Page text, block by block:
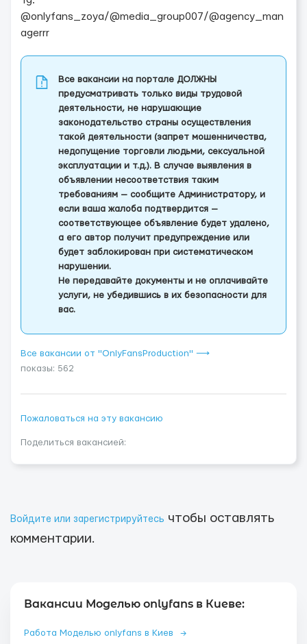
@onlyfans_zoya/@media_group007/@agency_man
agerrr
Все вакансии на портале ДОЛЖНЫ
предусматривать только виды трудовой
деятельности, не нарушающие
законодательство страны осуществления
такой деятельности (запрет мошенничества,
недопущение торговли людьми, сексуальной
эксплуатации и т.д.). В случае выявления в
объявлении несоответствия таким
требованиям — сообщите Администратору, и
если ваша жалоба подтвердится —
соответствующее объявление будет удалено,
а его автор получит предупреждение или
будет заблокирован при систематическом
нарушении.
Не передавайте документы и не оплачивайте
услуги, не убедившись в их безопасности для
вас.
Все вакансии от "OnlyFansProduction" ⟶
показы: 562
Пожаловаться на эту вакансию
Поделиться вакансией:
Войдите или зарегистрируйтесь чтобы оставлять
комментарии.
Вакансии Моделью onlyfans в Киеве:
Работа Моделью onlyfans в Киев →